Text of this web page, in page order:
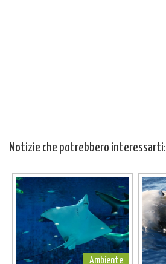
Notizie che potrebbero interessarti:
Ambiente